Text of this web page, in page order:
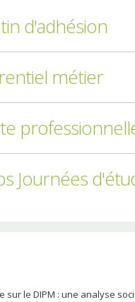
d'adhésion
métier
Journées
sur le DIPM : une analyse